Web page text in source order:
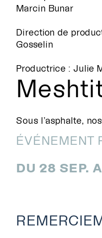
Sous l’asphalte,
ÉVÉNEMENT
DU 28 SEP.
Marcin Bunar
Direction de
Gosselin
Productrice : Julie